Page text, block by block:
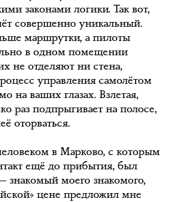
законами логики. Так вот,
совершенно уникальный.
маршрутки, а пилоты
в одном помещении
не отделяют ни стена,
управления самолётом
на ваших глазах. Взлетая,
раз подпрыгивает на полосе,
оторваться.
в Марково, с которым
ещё до прибытия, был
знакомый моего знакомого,
цене предложил мне